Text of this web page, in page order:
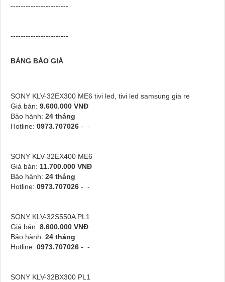
-----------------------
-----------------------
BẢNG BÁO GIÁ
SONY KLV-32EX300 ME6 tivi led, tivi led samsung gia re
Giá bán: 9.600.000 VNĐ
Bảo hành: 24 tháng
Hotline: 0973.707026 - -
SONY KLV-32EX400 ME6
Giá bán: 11.700.000 VNĐ
Bảo hành: 24 tháng
Hotline: 0973.707026 - -
SONY KLV-32S550A PL1
Giá bán: 8.600.000 VNĐ
Bảo hành: 24 tháng
Hotline: 0973.707026 - -
SONY KLV-32BX300 PL1